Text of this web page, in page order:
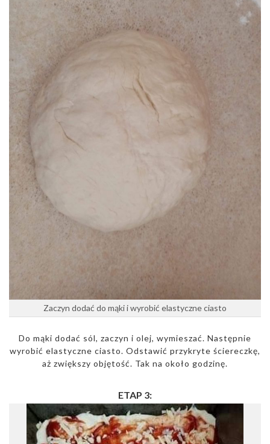
Zaczyn dodać do mąki i wyrobić elastyczne ciasto
Do mąki dodać sól, zaczyn i olej, wymieszać. Następnie
wyrobić elastyczne ciasto. Odstawić przykryte ściereczkę,
aż zwiększy objętość. Tak na około godzinę.
ETAP 3: